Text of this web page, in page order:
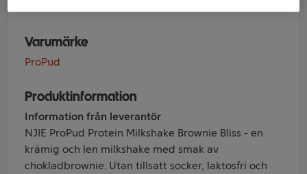
Varumärke
ProPud
Produktinformation
Information från leverantör
NJIE ProPud Protein Milkshake Brownie Bliss - en
krämig och len milkshake med smak av
chokladbrownie. Utan tillsatt socker, laktosfri och